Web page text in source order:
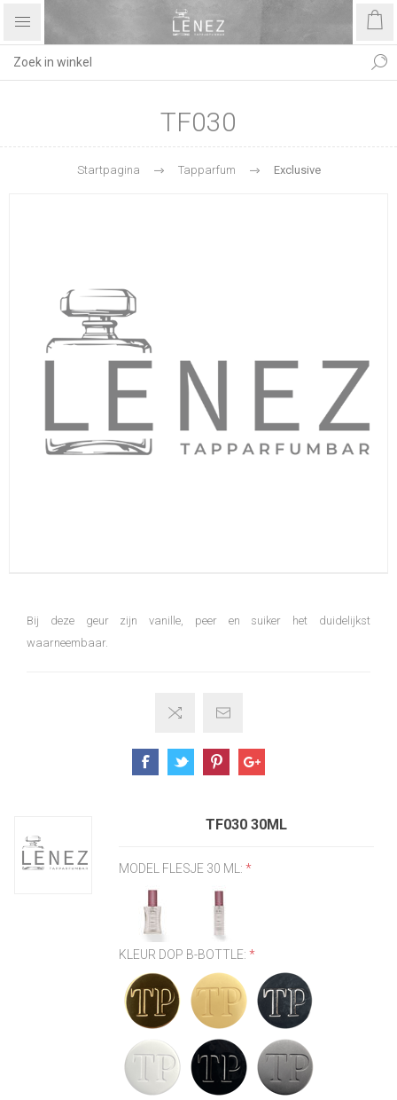
TF030
Startpagina Tapparfum Exclusive
Bij deze geur zijn vanille, peer en suiker het duidelijkst
waarneembaar.
TF030 30ML
MODEL FLESJE 30 ML:*
KLEUR DOP B-BOTTLE:*